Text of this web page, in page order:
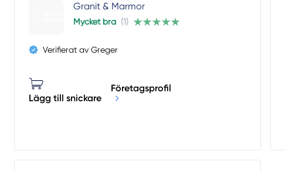
Granit & Marmor
Mycket bra (1)
Verifierat av Greger
Lägg till snickare
Företagsprofil